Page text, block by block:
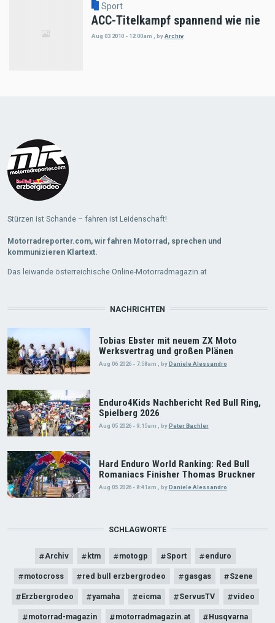
Sport
ACC-Titelkampf spannend wie nie
Aug 03 2010 - 12:00am byArchiv
Stürzen ist Schande – fahren ist Leidenschaft!
Motorradreporter.com, wir fahren Motorrad, sprechen und
kommunizieren Klartext.
Das leiwande österreichische Online-Motorradmagazin.at
NACHRICHTEN
Tobias Ebster mit neuem ZX Moto
Werksvertrag und großen Plänen
Aug 06 2026 - 7:58am byDaniele Alessandro
Enduro4Kids Nachbericht Red Bull Ring,
Spielberg 2026
Aug 05 2026 - 9:15am byPeter Bachler
Hard Enduro World Ranking: Red Bull
Romaniacs Finisher Thomas Bruckner
Aug 05 2026 - 8:41am , by Daniele Alessandro
SCHLAGWORTE
Archiv ktm motogp Sport enduro
motocross red bull erzbergrodeo gasgas Szene
Erzbergrodeo yamaha eicma ServusTV video
motorrad-magazin motorradmagazin.at Husqvarna